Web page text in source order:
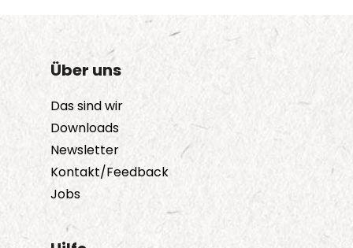
Über uns
Das sind wir
Downloads
Newsletter
Kontakt/Feedback
Jobs